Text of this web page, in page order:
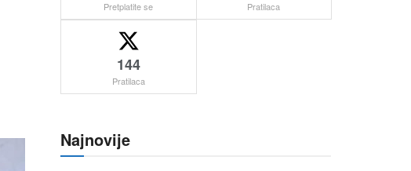
Pretplatite se Pratilaca
144
Pratilaca
Najnovije